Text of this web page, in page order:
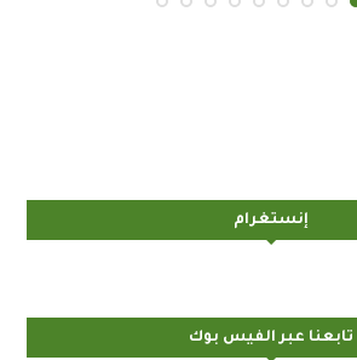
إنستغرام
تابعنا عبر الفيس بوك